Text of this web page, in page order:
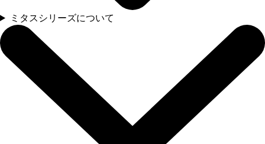
ミタスシリーズについて